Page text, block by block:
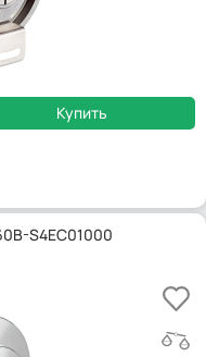
Купить
S4EC01000